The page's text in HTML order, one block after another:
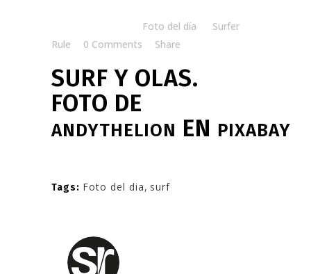
Foto del día
Surfer
Rule
0 Comments Share
SURF Y OLAS.
FOTO DE
ANDYTHELION EN PIXABAY
Tags: Foto del dia, surf